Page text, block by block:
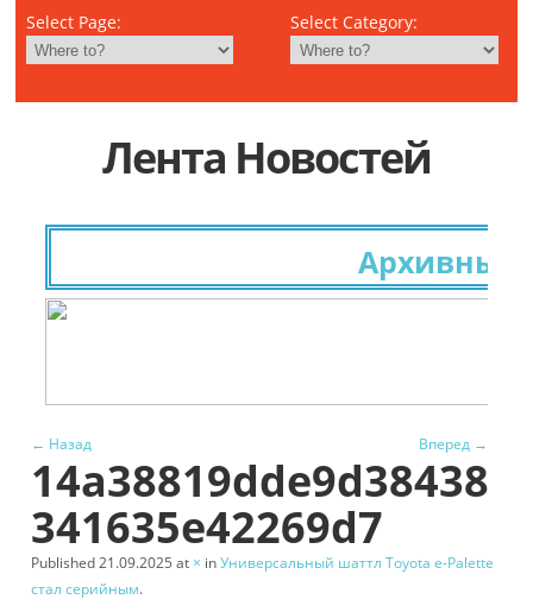
Select Page: Select Category:
Лента Новостей
Архивные
← Назад Вперед →
14a38819dde9d38438
341635e42269d7
Published21.09.2025 at × inУниверсальный шаттл Toyota e-Palette
стал серийным.